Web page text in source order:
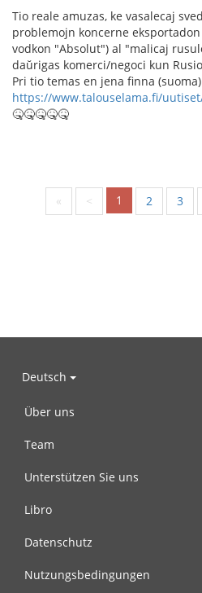
Tio reale amuzas, ke vasalecaj
problemojn koncerne
vodkon "Absolut") al "malicaj
daŭrigas komerci/negoci kun
Pri tio temas en jena finna
https://www.talouselama.fi/
🤒🤒🤒🤒🤒
« < 1 2 3
Deutsch
Über uns
Team
Unterstützen Sie uns
Libro
Datenschutz
Nutzungsbedingungen